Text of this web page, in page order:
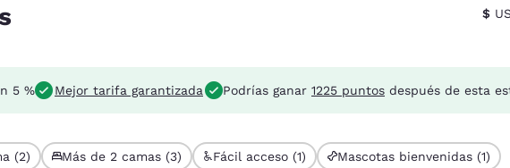
$
5 % Mejor tarifa garantizada Podrías ganar 1225 puntos después de esta
(2) Más de 2 camas (3) Fácil acceso (1) Mascotas bienvenidas (1)